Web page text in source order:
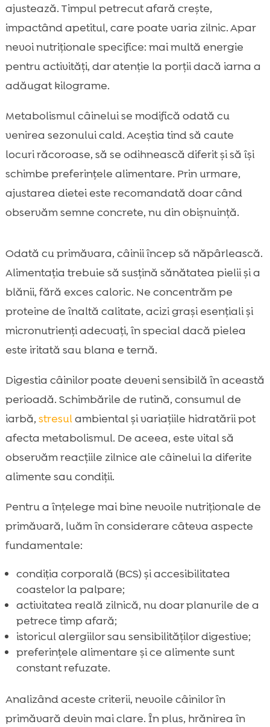
ajustează. Timpul petrecut afară crește,
impactând apetitul, care poate varia zilnic. Apar
nevoi nutriționale specifice: mai multă energie
pentru activități, dar atenție la porții dacă iarna a
adăugat kilograme.
Metabolismul câinelui se modifică odată cu
venirea sezonului cald. Aceștia tind să caute
locuri răcoroase, să se odihnească diferit și să își
schimbe preferințele alimentare. Prin urmare,
ajustarea dietei este recomandată doar când
observăm semne concrete, nu din obișnuință.
Odată cu primăvara, câinii încep să năpârlească.
Alimentația trebuie să susțină sănătatea pielii și a
blănii, fără exces caloric. Ne concentrăm pe
proteine de înaltă calitate, acizi grași esențiali și
micronutrienți adecvați, în special dacă pielea
este iritată sau blana e ternă.
Digestia câinilor poate deveni sensibilă în această
perioadă. Schimbările de rutină, consumul de
iarbă, stresulambiental și variațiile hidratării pot
afecta metabolismul. De aceea, este vital să
observăm reacțiile zilnice ale câinelui la diferite
alimente sau condiții.
Pentru a înțelege mai bine nevoile nutriționale de
primăvară, luăm în considerare câteva aspecte
fundamentale:
condiția corporală (BCS) și accesibilitatea
coastelor la palpare;
activitatea reală zilnică, nu doar planurile de a
petrece timp afară;
istoricul alergiilor sau sensibilităților digestive;
preferințele alimentare și ce alimente sunt
constant refuzate.
Analizând aceste criterii, nevoile câinilor în
primăvară devin mai clare. În plus, hrănirea în